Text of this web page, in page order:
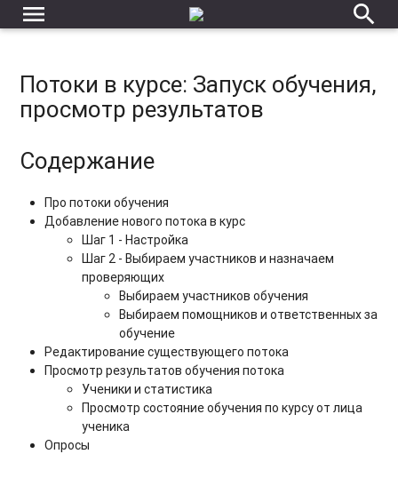
menu search
Потоки в курсе: Запуск обучения,
просмотр результатов
Содержание
Про потоки обучения
Добавление нового потока в курс
Шаг 1 - Настройка
Шаг 2 - Выбираем участников и назначаем
проверяющих
Выбираем участников обучения
Выбираем помощников и ответственных за
обучение
Редактирование существующего потока
Просмотр результатов обучения потока
Ученики и статистика
Просмотр состояние обучения по курсу от лица
ученика
Опросы